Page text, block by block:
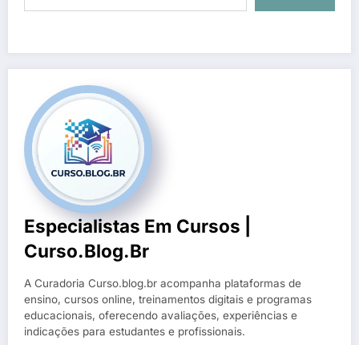
Especialistas Em Cursos |
Curso.blog.br
A Curadoria Curso.blog.br acompanha plataformas de
ensino, cursos online, treinamentos digitais e programas
educacionais, oferecendo avaliações, experiências e
indicações para estudantes e profissionais.